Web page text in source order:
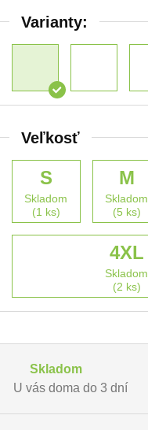
Varianty:
Veľkosť
S
Skladom
(1 ks)
M
Skladom
(5 ks)
4XL
Skladom
(2 ks)
Skladom
U vás doma do 3 dní